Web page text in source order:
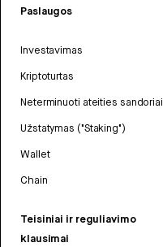
Paslaugos
Investavimas
Kriptoturtas
Neterminuoti ateities sandoriai
Užstatymas ("Staking")
Wallet
Chain
Teisiniai ir reguliavimo
klausimai